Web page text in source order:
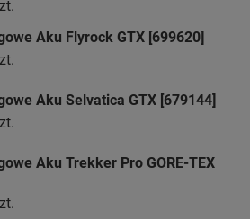
Aku Flyrock GTX [699620]
Aku Selvatica GTX [679144]
Aku Trekker Pro GORE-TEX